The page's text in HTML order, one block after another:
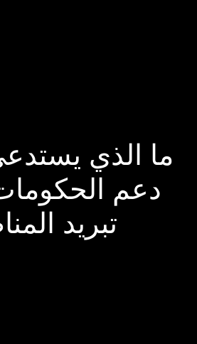
ما الذي
دعم
تبريد